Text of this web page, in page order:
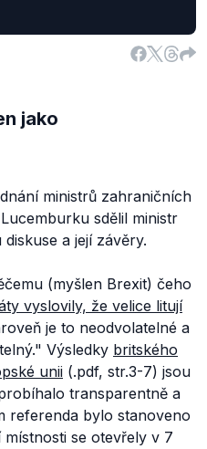
jako
ministrů zahraničních
sdělil ministr
a její závěry.
(myšlen Brexit) čeho
vyslovily, že velice litují
je to neodvolatelné a
Výsledky britského
unii (.pdf, str.3-7) jsou
transparentně a
referenda bylo stanoveno
místnosti se otevřely v 7